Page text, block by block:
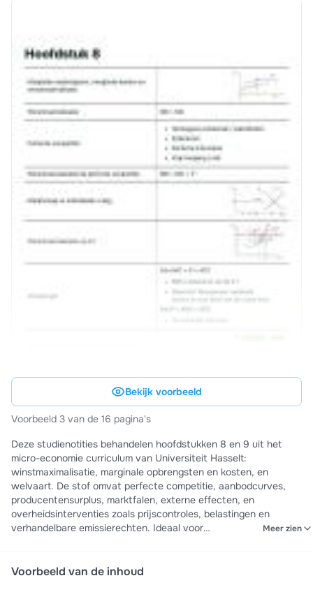
Bekijk voorbeeld
Voorbeeld 3 van de 16 pagina's
Deze studienotities behandelen hoofdstukken 8 en 9 uit het
micro-economie curriculum van Universiteit Hasselt:
winstmaximalisatie, marginale opbrengsten en kosten, en
welvaart. De stof omvat perfecte competitie, aanbodcurves,
producentensurplus, marktfalen, externe effecten, en
overheidsinterventies zoals prijscontroles, belastingen en
verhandelbare emissierechten. Ideaal voor
Meer zien
Voorbeeld van de inhoud